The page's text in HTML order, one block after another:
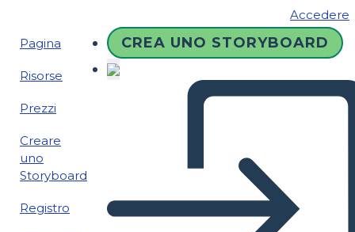
Accedere
Pagina
Risorse
Prezzi
Creare
uno
Storyboard
Registro
CREA UNO STORYBOARD